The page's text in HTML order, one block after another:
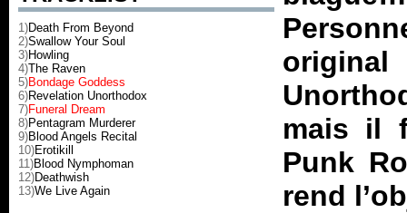
1)Death From Beyond
2)Swallow Your Soul
3)Howling
4)The Raven
5)Bondage Goddess
6)Revelation Unorthodox
7)Funeral Dream
8)Pentagram Murderer
9)Blood Angels Recital
10)Erotikill
11)Blood Nymphoman
12)Deathwish
13)We Live Again
mais il
Punk
rend